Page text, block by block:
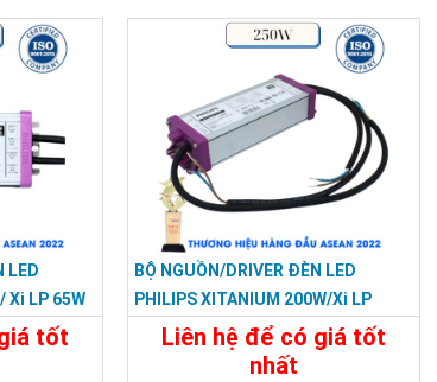
LED
Xi LP 65W
tốt
BỘ NGUỒN/DRIVER ĐÈN LED
PHILIPS XITANIUM 200W/Xi LP
250W 0.3–1.05A S1 WL I215
Liên hệ để có giá tốt
nhất